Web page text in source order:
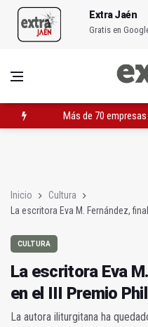
Extra Jaén
Gratis en
Más de 70
Inicio
Cultura
La escritora Eva M. Fernández,
CULTURA
La escritora Eva
en el III Premio
La autora iliturgitana ha